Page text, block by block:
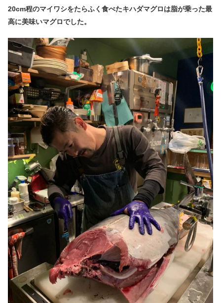
20cm程のマイワシをたらふく食べたキハダマグロは脂が乗った最
高に美味いマグロでした。